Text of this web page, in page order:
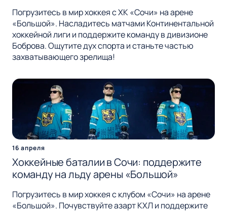
Погрузитесь в мир хоккея с ХК «Сочи» на арене
«Большой». Насладитесь матчами Континентальной
хоккейной лиги и поддержите команду в дивизионе
Боброва. Ощутите дух спорта и станьте частью
захватывающего зрелища!
16 апреля
Хоккейные баталии в Сочи: поддержите
команду на льду арены «Большой»
Погрузитесь в мир хоккея с клубом «Сочи» на арене
«Большой». Почувствуйте азарт КХЛ и поддержите